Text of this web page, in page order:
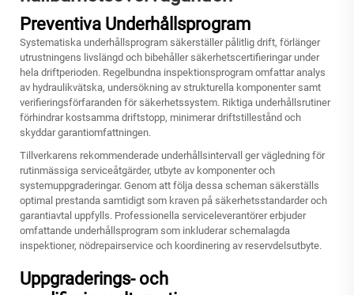
Preventiva Underhållsprogram
Systematiska underhållsprogram säkerställer pålitlig drift, förlänger
utrustningens livslängd och bibehåller säkerhetscertifieringar under
hela driftperioden. Regelbundna inspektionsprogram omfattar analys
av hydraulikvätska, undersökning av strukturella komponenter samt
verifieringsförfaranden för säkerhetssystem. Riktiga underhållsrutiner
förhindrar kostsamma driftstopp, minimerar driftstillestånd och
skyddar garantiomfattningen.
Tillverkarens rekommenderade underhållsintervall ger vägledning för
rutinmässiga serviceåtgärder, utbyte av komponenter och
systemuppgraderingar. Genom att följa dessa scheman säkerställs
optimal prestanda samtidigt som kraven på säkerhetsstandarder och
garantiavtal uppfylls. Professionella serviceleverantörer erbjuder
omfattande underhållsprogram som inkluderar schemalagda
inspektioner, nödrepairservice och koordinering av reservdelsutbyte.
Uppgraderings- och